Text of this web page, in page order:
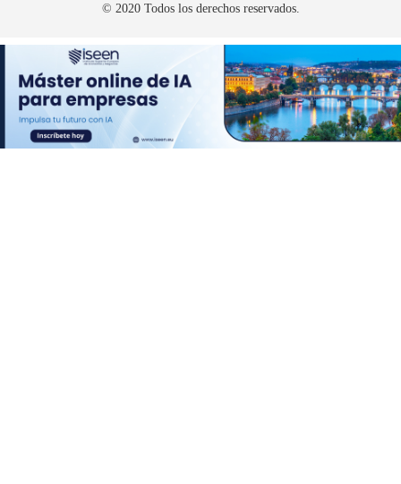
© 2020 Todos los derechos reservados.